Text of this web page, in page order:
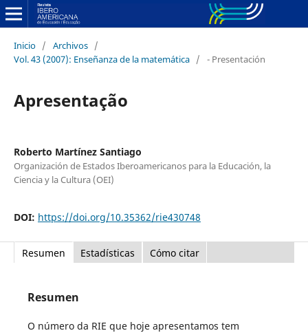
Inicio / Archivos /
Vol. 43 (2007): Enseñanza de la matemática / - Presentación
Apresentação
Roberto Martínez Santiago
Organización de Estados Iberoamericanos para la Educación, la
Ciencia y la Cultura (OEI)
DOI: https://doi.org/10.35362/rie430748
Resumen Estadísticas Cómo citar
Resumen
O número da RIE que hoje apresentamos tem